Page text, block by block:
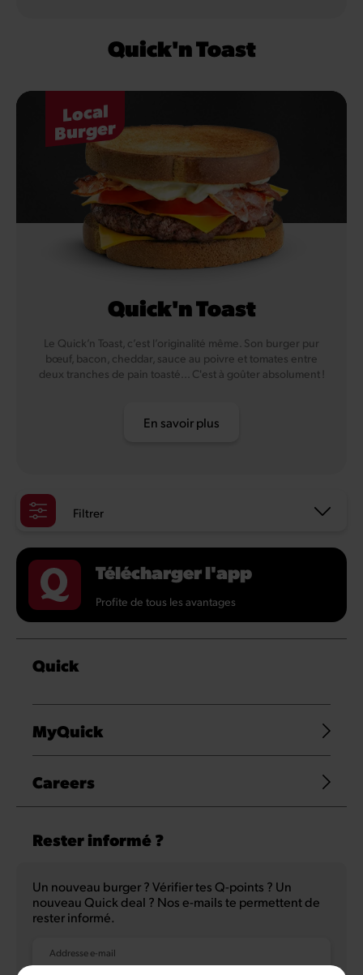
Quick'n Toast
Local
Burger
Quick'n Toast
Le Quick’n Toast, c’est l’originalité même. Son burger pur
bœuf, bacon, cheddar, sauce au poivre et tomates entre
deux tranches de pain toasté... C'est à goûter absolument !
En savoir plus
Filtrer
Télécharger l'app
Profite de tous les avantages
Quick
MyQuick
Careers
Rester informé ?
Un nouveau burger ? Vérifier tes Q-points ? Un
nouveau Quick deal ? Nos e-mails te permettent de
rester informé.
Addresse e-mail